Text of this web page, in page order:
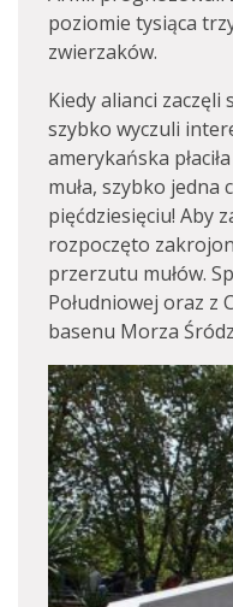
poziomie tysiąca
zwierzaków.
Kiedy alianci zaczęli
szybko wyczuli
amerykańska
muła, szybko jedna
pięćdziesięciu! Aby
rozpoczęto
przerzutu mułów.
Południowej oraz z
basenu Morza